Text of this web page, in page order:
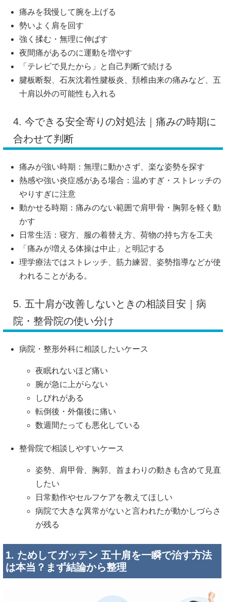
痛みを我慢して腕を上げる
勢いよく肩を回す
強く揉む・無理に伸ばす
夜間痛があるのに運動を増やす
「テレビで見たから」と自己判断で続ける
腱板断裂、石灰沈着性腱板炎、頚椎由来の痛みなど、五
十肩以外の可能性も入れる
4. 今できる安全寄りの対処法｜痛みの時期に
合わせて判断
痛みが強い時期：無理に動かさず、楽な姿勢を探す
熱感や強い炎症感がある場合：温めすぎ・ストレッチの
やりすぎに注意
動かせる時期：痛みのない範囲で肩甲骨・胸郭を軽く動
かす
日常生活：寝方、服の着替え方、荷物の持ち方を工夫
「痛みが増える体操は中止」と明記する
理学療法ではストレッチ、筋力練習、姿勢指導などが使
われることがある。
5. 五十肩が改善しないときの相談目安｜病
院・整骨院の使い分け
病院・整形外科に相談したいケース
夜眠れないほど痛い
腕が急に上がらない
しびれがある
転倒後・外傷後に痛い
数週間たっても悪化している
整骨院で相談しやすいケース
姿勢、肩甲骨、胸郭、首まわりの動きも含めて見直
したい
日常動作やセルフケアを教えてほしい
病院で大きな異常がないと言われたが動かしづらさ
が残る
1. ためしてガッテン 五十肩を一瞬で治す方法
は本当？まず結論から整理